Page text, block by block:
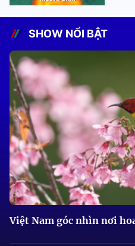
SHOW NỔI BẬT
Việt Nam góc nhìn nơi